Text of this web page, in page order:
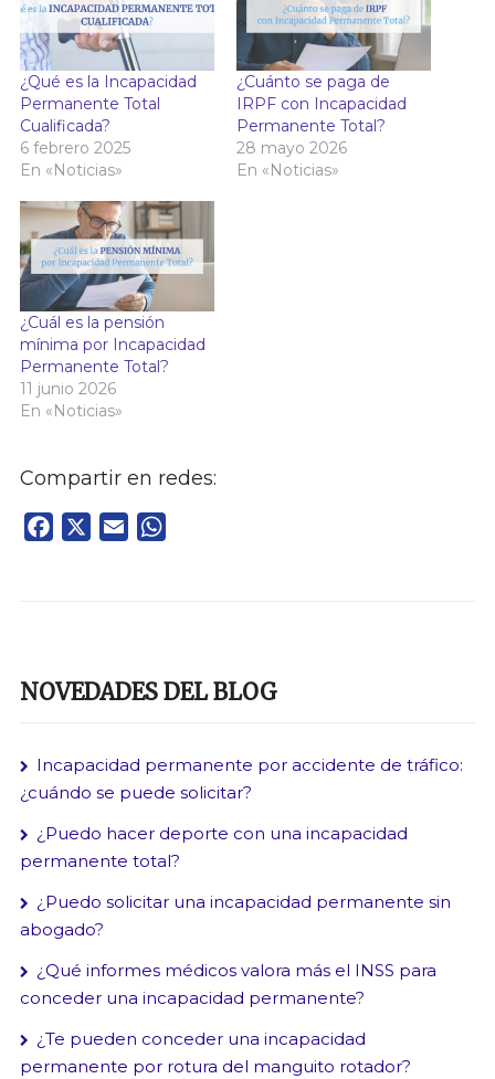
¿Qué es la Incapacidad
Permanente Total
Cualificada?
6 febrero 2025
En «Noticias»
¿Cuánto se paga de
IRPF con Incapacidad
Permanente Total?
28 mayo 2026
En «Noticias»
¿Cuál es la pensión
mínima por Incapacidad
Permanente Total?
11 junio 2026
En «Noticias»
Compartir en redes:
Facebook Email
NOVEDADES DEL BLOG
Incapacidad permanente por accidente de tráfico:
¿cuándo se puede solicitar?
¿Puedo hacer deporte con una incapacidad
permanente total?
¿Puedo solicitar una incapacidad permanente sin
abogado?
¿Qué informes médicos valora más el INSS para
conceder una incapacidad permanente?
¿Te pueden conceder una incapacidad
permanente por rotura del manguito rotador?